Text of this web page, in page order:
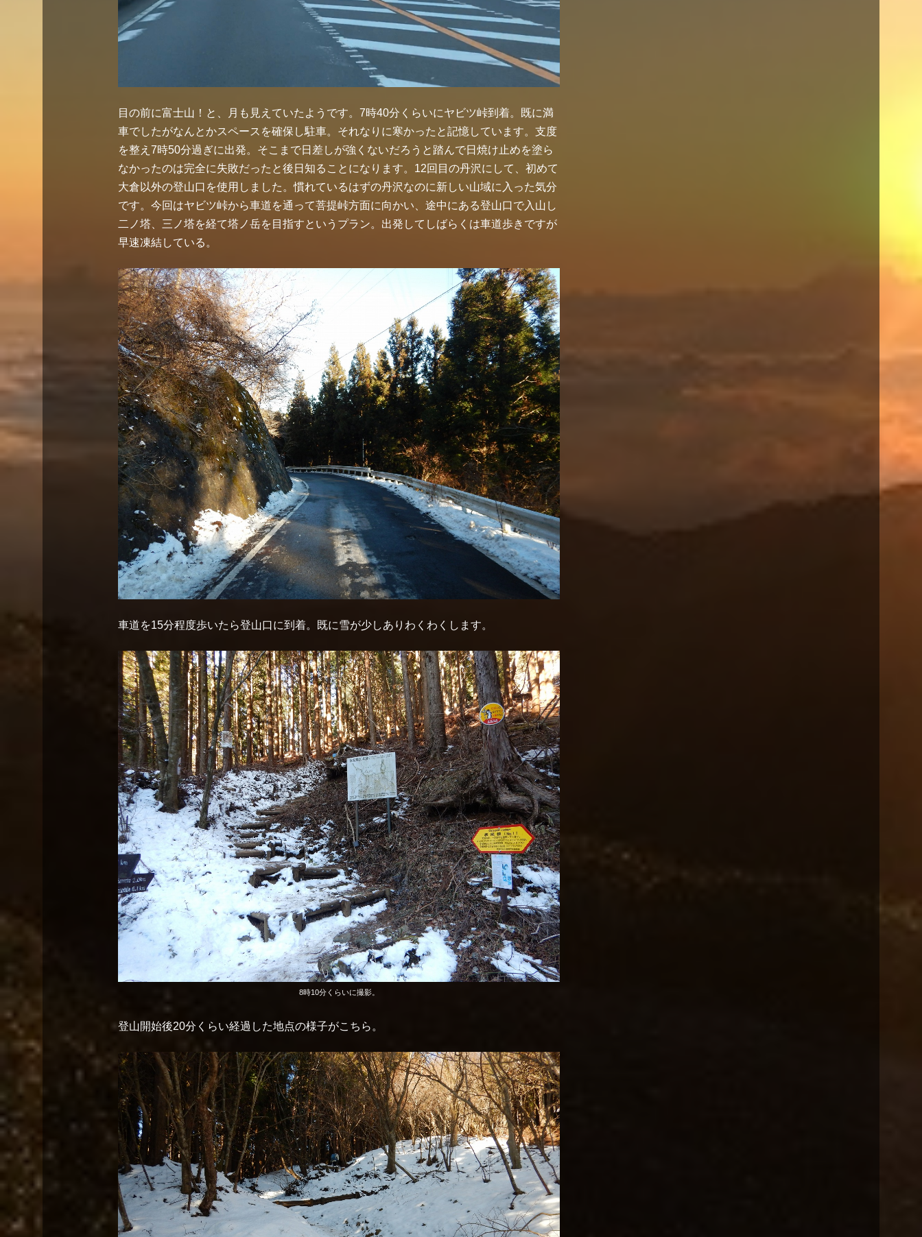
目の前に富士山！と、月も見えていたようです。7時40分くらいにヤビツ峠到着。既に満
車でしたがなんとかスペースを確保し駐車。それなりに寒かったと記憶しています。支度
を整え7時50分過ぎに出発。そこまで日差しが強くないだろうと踏んで日焼け止めを塗ら
なかったのは完全に失敗だったと後日知ることになります。12回目の丹沢にして、初めて
大倉以外の登山口を使用しました。慣れているはずの丹沢なのに新しい山域に入った気分
です。今回はヤビツ峠から車道を通って菩提峠方面に向かい、途中にある登山口で入山し
二ノ塔、三ノ塔を経て塔ノ岳を目指すというプラン。出発してしばらくは車道歩きですが
早速凍結している。
車道を15分程度歩いたら登山口に到着。既に雪が少しありわくわくします。
8時10分くらいに撮影。
登山開始後20分くらい経過した地点の様子がこちら。